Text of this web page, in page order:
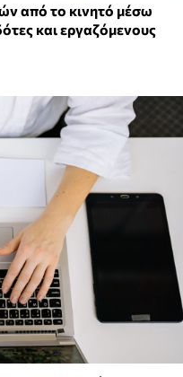
από το κινητό μέσω
και εργαζόμενους